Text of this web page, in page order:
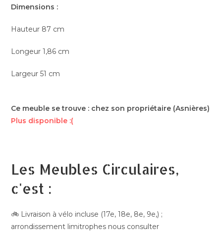
Dimensions :
Hauteur 87 cm
Longeur 1,86 cm
Largeur 51 cm
Ce meuble se trouve : chez son propriétaire (Asnières)
Plus disponible :(
Les Meubles Circulaires,
c'est :
🚲 Livraison à vélo incluse (17e, 18e, 8e, 9e,) ;
arrondissement limitrophes nous consulter